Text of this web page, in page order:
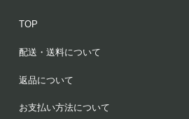
TOP
配送・送料について
返品について
お支払い方法について